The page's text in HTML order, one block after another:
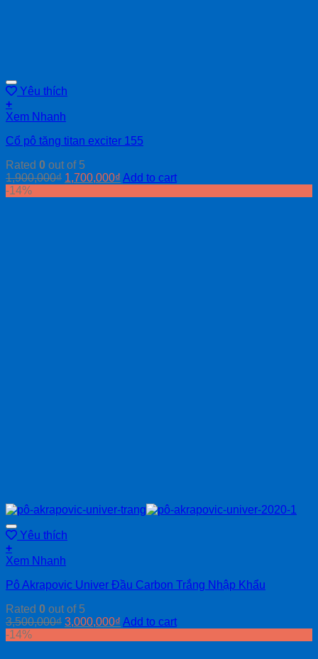
Yêu thích
+
Xem Nhanh
Cổ pô tăng titan exciter 155
Rated 0 out of 5
1,900,000₫ 1,700,000₫ Add to cart
-14%
Yêu thích
+
Xem Nhanh
Pô Akrapovic Univer Đầu Carbon Trắng Nhập Khẩu
Rated 0 out of 5
3,500,000₫ 3,000,000₫ Add to cart
-14%